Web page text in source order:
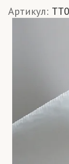
Артикул: